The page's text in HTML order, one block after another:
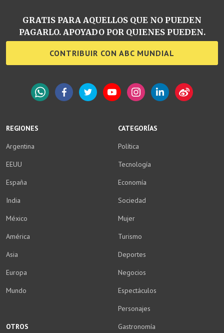
REGIONES
Argentina
EEUU
España
India
México
América
Asia
Europa
Mundo
CATEGORÍAS
Política
Tecnología
Economía
Sociedad
Mujer
Turismo
Deportes
Negocios
Espectáculos
Personajes
Gastronomía
OTROS
GRATIS PARA AQUELLOS QUE NO PUEDEN
PAGARLO. APOYADO POR QUIENES PUEDEN.
CONTRIBUIR CON ABC MUNDIAL